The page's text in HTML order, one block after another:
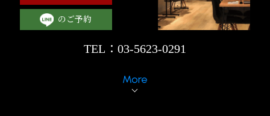
のご予約
TEL：03-5623-0291
More